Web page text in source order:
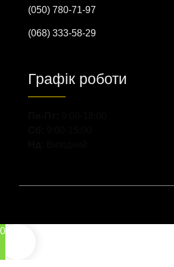
(050) 780-71-97
(068) 333-58-29
Графік роботи
0